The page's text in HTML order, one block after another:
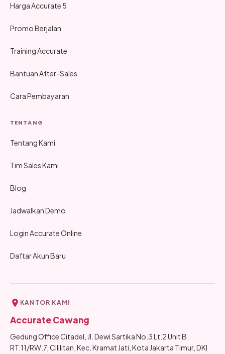
Harga Accurate 5
Promo Berjalan
Training Accurate
Bantuan After-Sales
Cara Pembayaran
TENTANG
Tentang Kami
Tim Sales Kami
Blog
Jadwalkan Demo
Login Accurate Online
Daftar Akun Baru
KANTOR KAMI
Accurate Cawang
Gedung Office Citadel, Jl. Dewi Sartika No.3 Lt.2 Unit B,
RT.11/RW.7, Cililitan, Kec. Kramat Jati, Kota Jakarta Timur, DKI